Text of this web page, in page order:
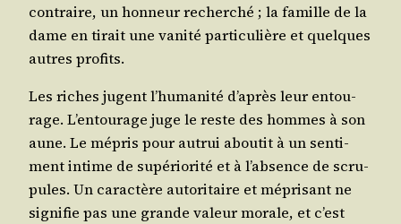
contraire, un hon­neur recher­ché ; la famille de la
dame en tirait une vani­té par­ti­cu­lière et quelques
autres profits.
Les riches jugent l’hu­ma­ni­té d’a­près leur entou­
rage. L’en­tou­rage juge le reste des hommes à son
aune. Le mépris pour autrui abou­tit à un sen­ti­
ment intime de supé­rio­ri­té et à l’ab­sence de scru­
pules. Un carac­tère auto­ri­taire et mépri­sant ne
signi­fie pas une grande valeur morale, et c’est